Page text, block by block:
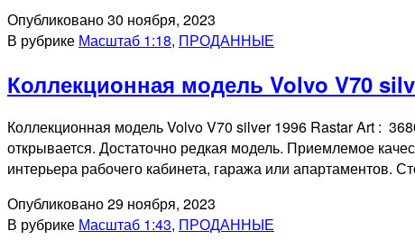
Опубликовано30 ноября, 2023
В рубрике Масштаб 1:18, ПРОДАННЫЕ
Коллекционная модель Volvo V70
Коллекционная модель Volvo V70 silver 1996 Rastar Art :
открывается. Достаточно редкая модель. Приемлемое
интерьера рабочего кабинета, гаража или апартаментов.
Опубликовано29 ноября, 2023
В рубрике Масштаб 1:43, ПРОДАННЫЕ